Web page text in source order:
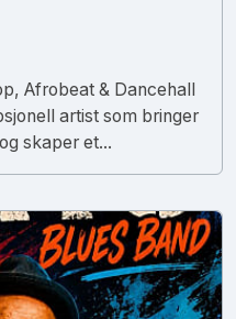
Afrobeat & Dancehall
artist som bringer
skaper et...